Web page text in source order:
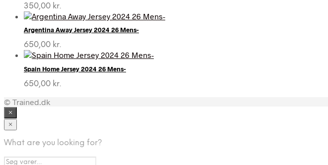
350,00 kr.
Argentina Away Jersey 2024 26 Mens-
650,00 kr.
Spain Home Jersey 2024 26 Mens-
650,00 kr.
© Trained.dk
×
×
What are you looking for?